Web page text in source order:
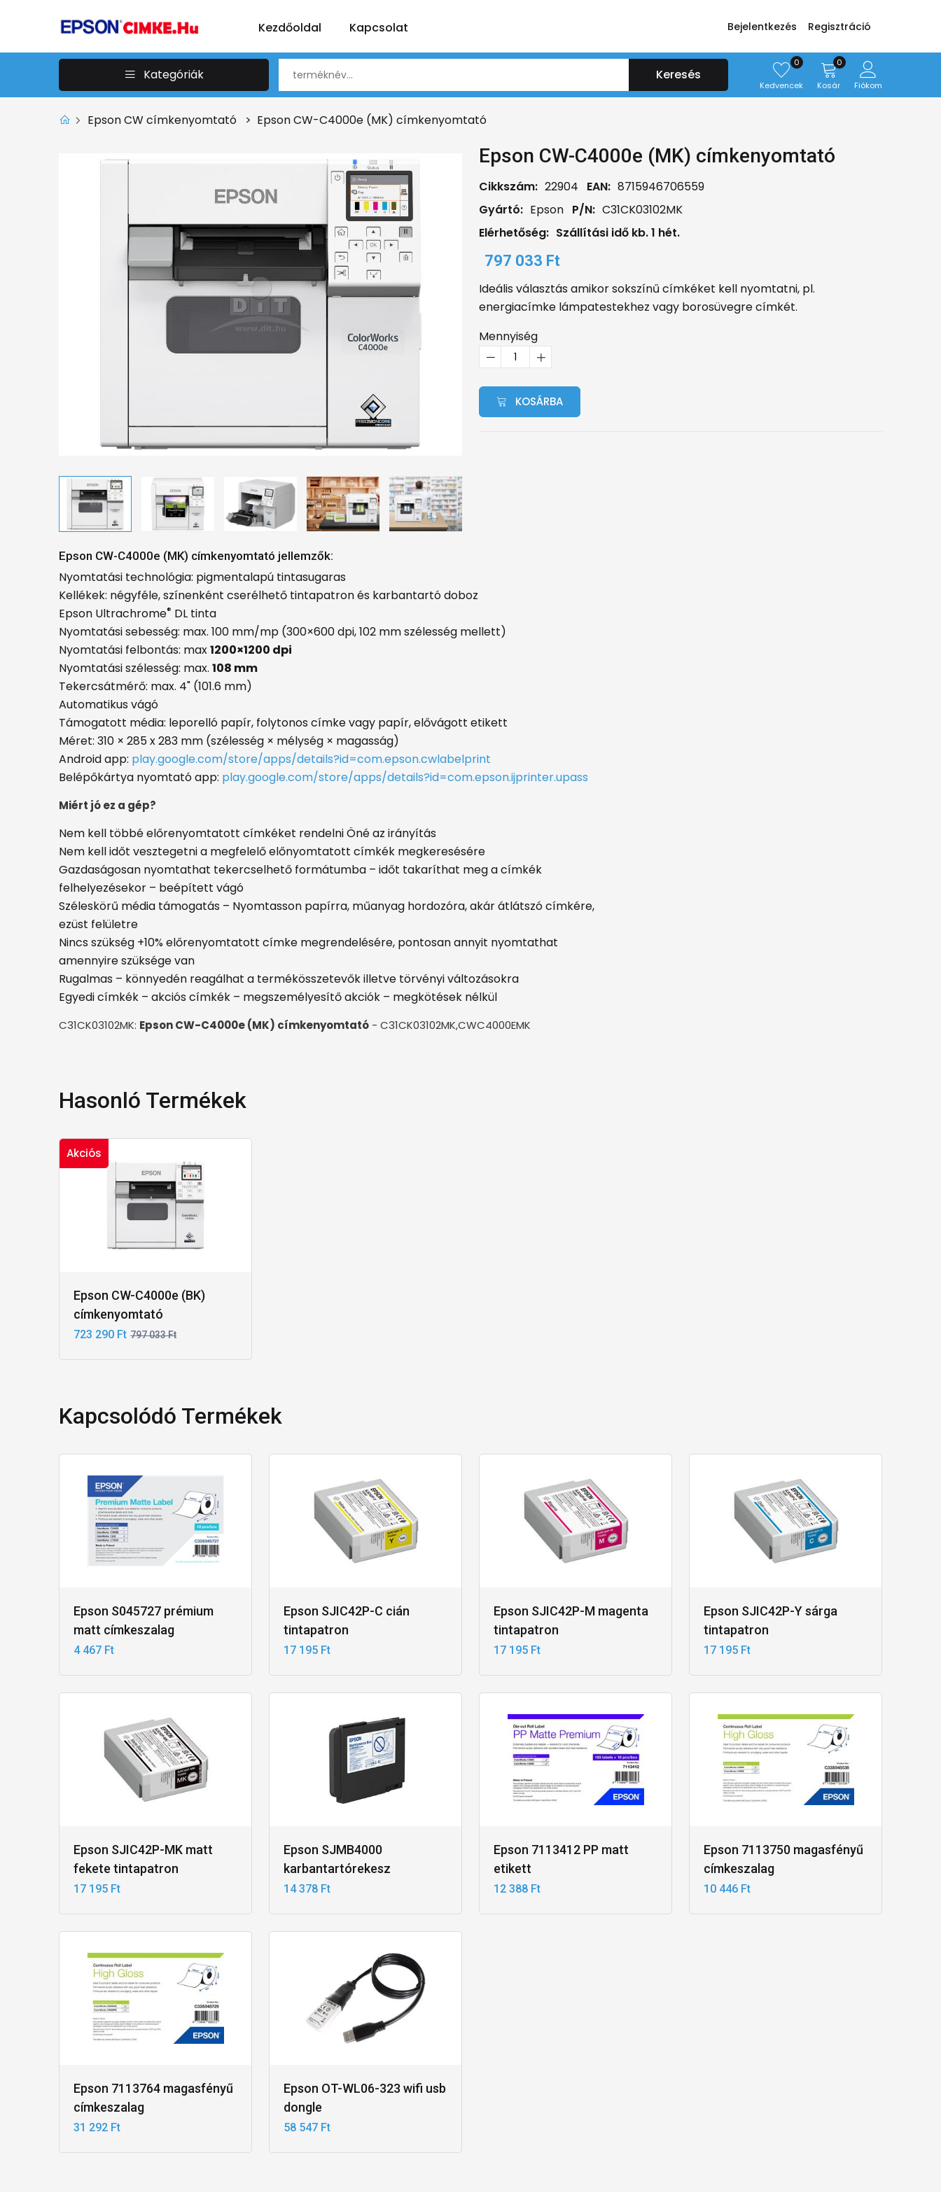
Kezdőoldal Kapcsolat Bejelentkezés Regisztráció
Kategóriák Keresés
Kedvencek
0
Kosár
0
Fiókom
Epson CW címkenyomtató > Epson CW-C4000e (MK) címkenyomtató
Epson CW-C4000e (MK) címkenyomtató
Cikkszám: 22904 EAN: 8715946706559
Gyártó: Epson P/N: C31CK03102MK
Elérhetőség: Szállítási idő kb. 1 hét.
797 033 Ft
Ideális választás amikor sokszínű címkéket kell nyomtatni, pl.
energiacímke lámpatestekhez vagy borosüvegre címkét.
Mennyiség
KOSÁRBA
Epson CW-C4000e (MK) címkenyomtató jellemzők:
Nyomtatási technológia: pigmentalapú tintasugaras
Kellékek: négyféle, színenként cserélhető tintapatron és karbantartó doboz
Epson Ultrachrome® DL tinta
Nyomtatási sebesség: max. 100 mm/mp (300×600 dpi, 102 mm szélesség mellett)
Nyomtatási felbontás: max1200×1200 dpi
Nyomtatási szélesség: max. 108 mm
Tekercsátmérő: max. 4" (101.6 mm)
Automatikus vágó
Támogatott média: leporelló papír, folytonos címke vagy papír, elővágott etikett
Méret: 310 × 285 x 283 mm (szélesség × mélység × magasság)
Android app: play.google.com/store/apps/details?id=com.epson.cwlabelprint
Belépőkártya nyomtató app: play.google.com/store/apps/details?id=com.epson.ijprinter.upass
Miért jó ez a gép?
Nem kell többé előrenyomtatott címkéket rendelni Öné az irányítás
Nem kell időt vesztegetni a megfelelő előnyomtatott címkék megkeresésére
Gazdaságosan nyomtathat tekercselhető formátumba – időt takaríthat meg a címkék
felhelyezésekor – beépített vágó
Széleskörű média támogatás – Nyomtasson papírra, műanyag hordozóra, akár átlátszó címkére,
ezüst felületre
Nincs szükség +10% előrenyomtatott címke megrendelésére, pontosan annyit nyomtathat
amennyire szüksége van
Rugalmas – könnyedén reagálhat a termékösszetevők illetve törvényi változásokra
Egyedi címkék – akciós címkék – megszemélyesítő akciók – megkötések nélkül
C31CK03102MK: Epson CW-C4000e (MK) címkenyomtató - C31CK03102MK,CWC4000EMK
Hasonló Termékek
Akciós
Epson CW-C4000e (BK)
címkenyomtató
723 290 Ft 797 033 Ft
Kapcsolódó Termékek
Epson S045727 prémium
matt címkeszalag
4 467 Ft
Epson SJIC42P-C cián
tintapatron
17 195 Ft
Epson SJIC42P-M magenta
tintapatron
17 195 Ft
Epson SJIC42P-Y sárga
tintapatron
17 195 Ft
Epson SJIC42P-MK matt
fekete tintapatron
17 195 Ft
Epson SJMB4000
karbantartórekesz
14 378 Ft
Epson 7113412 PP matt
etikett
12 388 Ft
Epson 7113750 magasfényű
címkeszalag
10 446 Ft
Epson 7113764 magasfényű
címkeszalag
31 292 Ft
Epson OT-WL06-323 wifi usb
dongle
58 547 Ft